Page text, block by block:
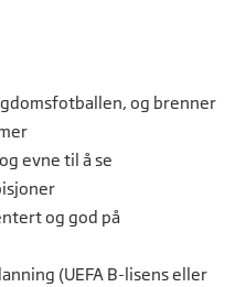
og brenner
evne til å se
og god på
(UEFA B-lisens eller